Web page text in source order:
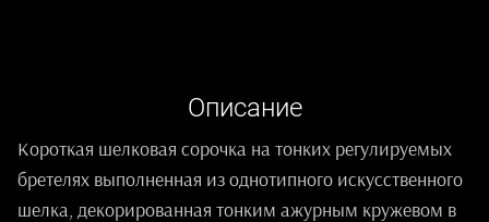
Описание
Короткая шелковая сорочка на тонких регулируемых
бретелях выполненная из однотипного искусственного
шелка, декорированная тонким ажурным кружевом в